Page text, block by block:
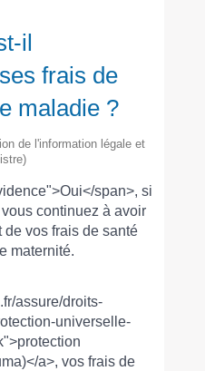
il
frais de
maladie ?
de l'information légale et
span>, si
continuez à avoir
vos frais de santé
maternité.
assure/droits-
universelle-
a>, vos frais de